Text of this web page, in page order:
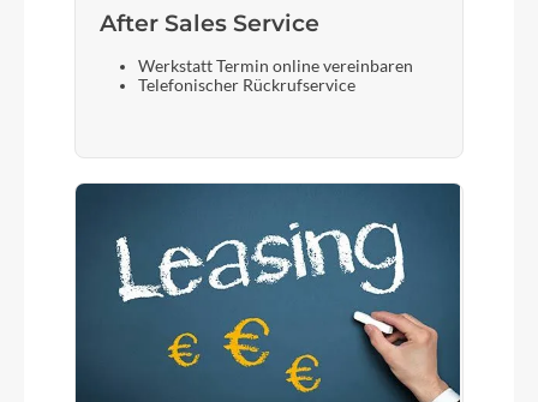
After Sales Service
Werkstatt Termin online vereinbaren
Telefonischer Rückrufservice